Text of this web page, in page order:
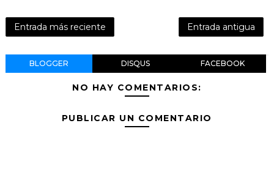
Entrada más reciente Entrada antigua
BLOGGER DISQUS FACEBOOK
NO HAY COMENTARIOS:
PUBLICAR UN COMENTARIO